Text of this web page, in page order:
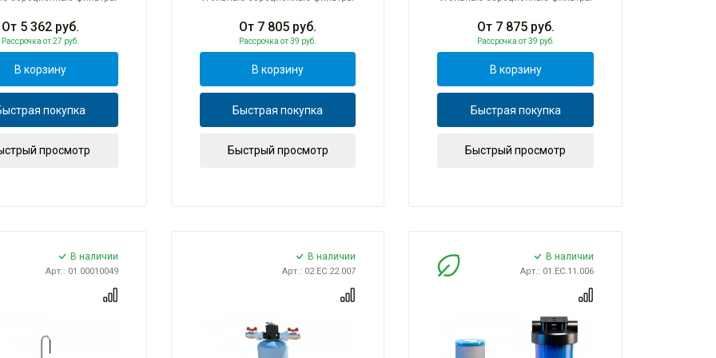
От 5 362руб.
Рассрочка от 27 руб.
В корзину
покупка
просмотр
От 7 805 руб.
Рассрочкаот 39 руб.
В корзину
Быстрая покупка
Быстрый просмотр
От 7 875руб.
Рассрочка от 39 руб.
В корзину
Быстрая покупка
Быстрый просмотр
В наличии
Арт.: 01.00010049
В наличии
Арт.: 02.EC.22.007
В наличии
Арт.: 01.ЕС.11.006